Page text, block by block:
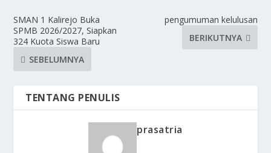
SMAN 1 Kalirejo Buka
SPMB 2026/2027, Siapkan
324 Kuota Siswa Baru
SEBELUMNYA
pengumuman kelulusan
BERIKUTNYA
TENTANG PENULIS
prasatria